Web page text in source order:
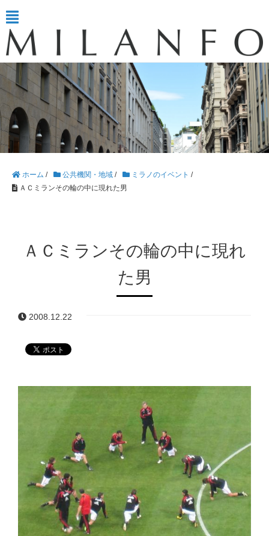
ホーム / 公共機関・地域 / ミラノのイベント /
ＡＣミランその輪の中に現れた男
ＡＣミランその輪の中に現れ
た男
2008.12.22